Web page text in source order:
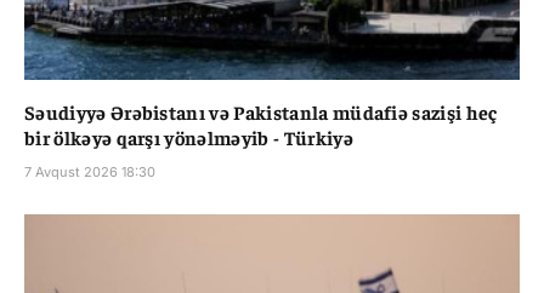
Səudiyyə Ərəbistanı və Pakistanla müdafiə sazişi heç
bir ölkəyə qarşı yönəlməyib - Türkiyə
7 Avqust 2026 18:30